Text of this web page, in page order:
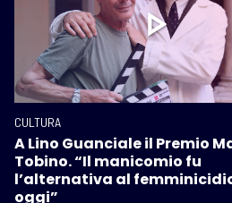
CULTURA
A Lino Guanciale il Premio
Tobino. “Il manicomio fu
l’alternativa al
oggi”